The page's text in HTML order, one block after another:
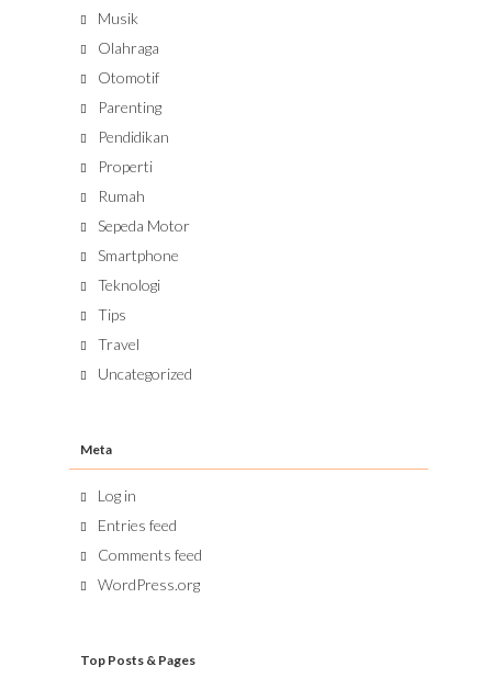
Musik
Olahraga
Otomotif
Parenting
Pendidikan
Properti
Rumah
Sepeda Motor
Smartphone
Teknologi
Tips
Travel
Uncategorized
Meta
Log in
Entries feed
Comments feed
WordPress.org
Top Posts & Pages